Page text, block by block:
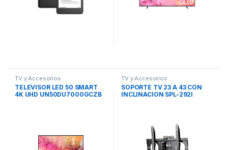
TV y Accesorios
TELEVISOR LED 50 SMART
4K UHD UN50DU7000GCZB
TV y Accesorios
SOPORTE TV 23 A 43 CON
INCLINACION SPL-292I